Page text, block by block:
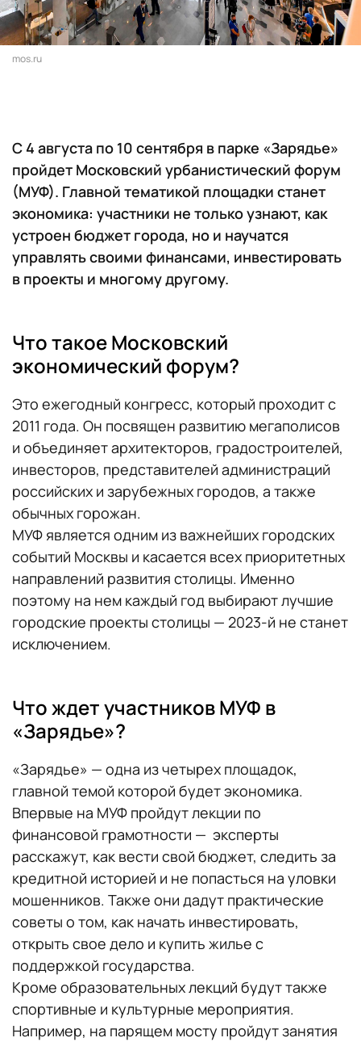
mos.ru
С 4 августа по 10 сентября в парке «Зарядье»
пройдет Московский урбанистический форум
(МУФ). Главной тематикой площадки станет
экономика: участники не только узнают, как
устроен бюджет города, но и научатся
управлять своими финансами, инвестировать
в проекты и многому другому.
Что такое Московский
экономический форум?
Это ежегодный конгресс, который проходит с
2011 года. Он посвящен развитию мегаполисов
и объединяет архитекторов, градостроителей,
инвесторов, представителей администраций
российских и зарубежных городов, а также
обычных горожан.
МУФ является одним из важнейших городских
событий Москвы и касается всех приоритетных
направлений развития столицы. Именно
поэтому на нем каждый год выбирают лучшие
городские проекты столицы — 2023-й не станет
исключением.
Что ждет участников МУФ в
«Зарядье»?
«Зарядье» — одна из четырех площадок,
главной темой которой будет экономика.
Впервые на МУФ пройдут лекции по
финансовой грамотности — эксперты
расскажут, как вести свой бюджет, следить за
кредитной историей и не попасться на уловки
мошенников. Также они дадут практические
советы о том, как начать инвестировать,
открыть свое дело и купить жилье с
поддержкой государства.
Кроме образовательных лекций будут также
спортивные и культурные мероприятия.
Например, на парящем мосту пройдут занятия